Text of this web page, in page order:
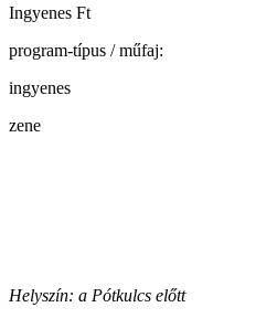
Ingyenes Ft
program-típus / műfaj:
ingyenes
zene
Helyszín: a Pótkulcs előtt